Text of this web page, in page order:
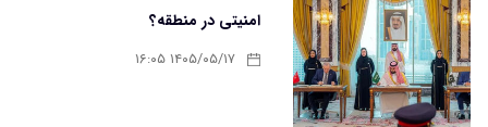
امنیتی در منطقه؟
۱۴۰۵/۰۵/۱۷ ۱۶:۰۵